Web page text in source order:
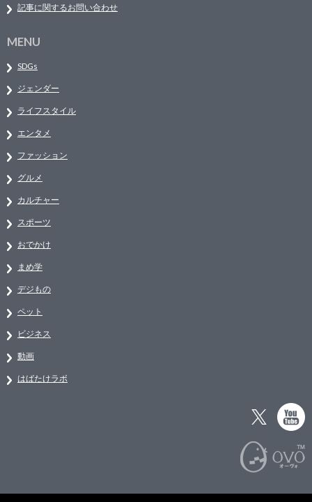
記事に関するお問い合わせ
MENU
SDGs
ジェンダー
ライフスタイル
エンタメ
ファッション
グルメ
カルチャー
スポーツ
おでかけ
まめ学
デジもの
ペット
ビジネス
動画
はばたけラボ